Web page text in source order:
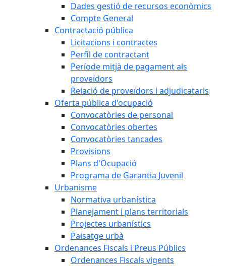
Dades gestió de recursos econòmics
Compte General
Contractació pública
Licitacions i contractes
Perfil de contractant
Període mitjà de pagament als
proveïdors
Relació de proveïdors i adjudicataris
Oferta pública d'ocupació
Convocatòries de personal
Convocatòries obertes
Convocatòries tancades
Provisions
Plans d'Ocupació
Programa de Garantia Juvenil
Urbanisme
Normativa urbanística
Planejament i plans territorials
Projectes urbanístics
Paisatge urbà
Ordenances Fiscals i Preus Públics
Ordenances Fiscals vigents